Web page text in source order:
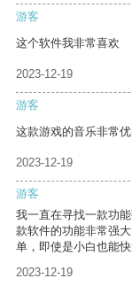
游客
这个软件我非常喜欢
2023-12-19
游客
这款游戏的音乐非常
2023-12-19
游客
我一直在寻找一款功
款软件的功能非常强
单，即使是小白也能快
2023-12-19